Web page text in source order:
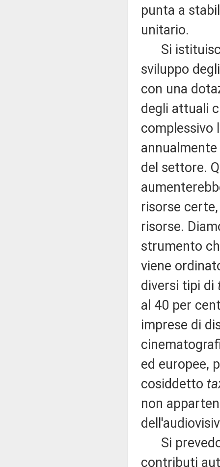
punta a
unitario.
Si
sviluppo
con una
degli attuali
complessivo
del settore.
risorse
risorse.
strumento
viene
diversi tipi di
al 40 per
imprese di
ed europee,
cosiddetto
non
Si
contributi